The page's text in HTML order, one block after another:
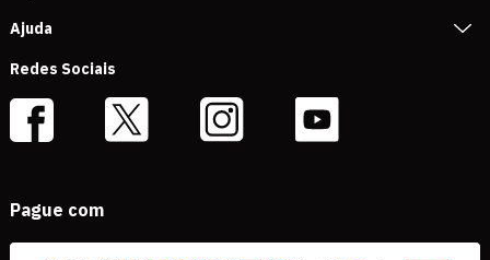
Ajuda
Redes Sociais
Pague com